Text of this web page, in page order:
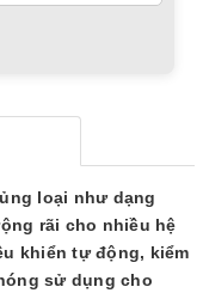
loại như dạng
rãi cho nhiều hệ
khiển tự động, kiểm
sử dụng cho